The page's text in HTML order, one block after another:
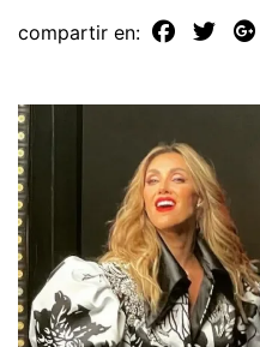
compartir en: